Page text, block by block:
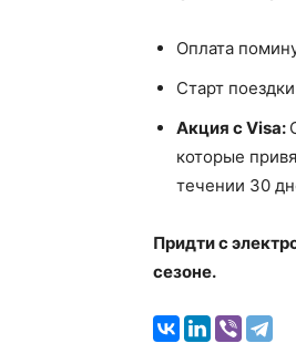
Оплата
Старт
Акция c Visa:
которые
течении 30
Придти с
сезоне.